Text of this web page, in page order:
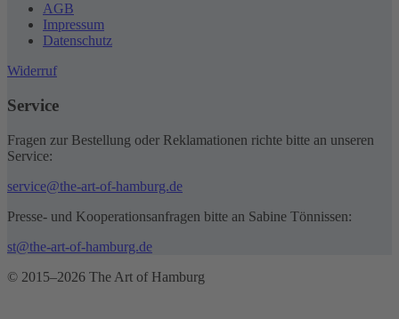
AGB
Impressum
Datenschutz
Widerruf
Service
Fragen zur Bestellung oder Reklamationen richte bitte an unseren
Service:
service@the-art-of-hamburg.de
Presse- und Kooperationsanfragen bitte an Sabine Tönnissen:
st@the-art-of-hamburg.de
© 2015–2026 The Art of Hamburg